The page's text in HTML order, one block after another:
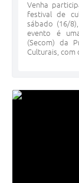
Venha
festival de
sábado (16/
evento é
(Secom) da
Culturais, com